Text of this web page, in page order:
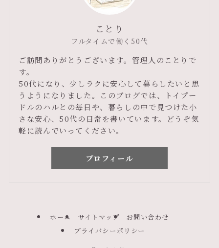
ことり
フルタイムで働く50代
ご訪問ありがとうございます。管理人のことりで
す。
50代になり、少しラクに安心して暮らしたいと思
うようになりました。このブログでは、トイプー
ドルのハルとの毎日や、暮らしの中で見つけた小
さな安心、50代の日常を書いています。どうぞ気
軽に読んでいってください。
プロフィール
ホーム サイトマップ
お問い合わせ
プライバシーポリシー